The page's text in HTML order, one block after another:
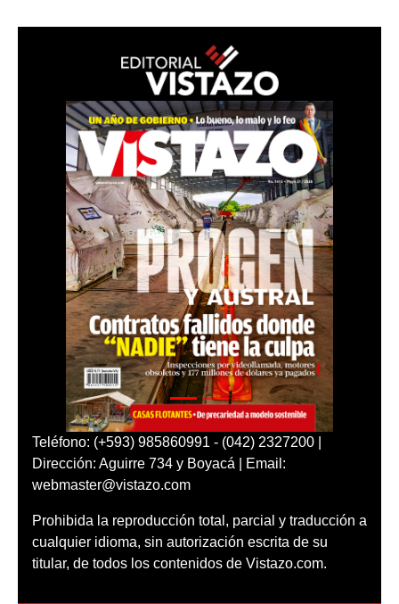
Teléfono: (+593) 985860991 - (042) 2327200 |
Dirección: Aguirre 734 y Boyacá | Email:
webmaster@vistazo.com
Prohibida la reproducción total, parcial y traducción a
cualquier idioma, sin autorización escrita de su
titular, de todos los contenidos de Vistazo.com.